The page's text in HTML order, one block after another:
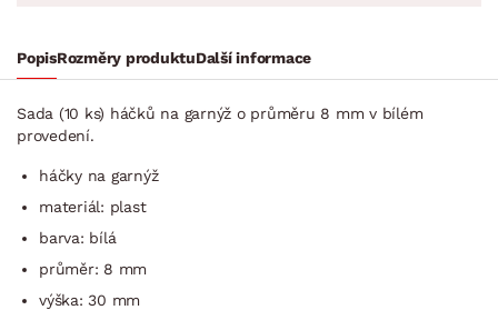
PopisRozměry produktuDalší informace
Sada (10 ks) háčků na garnýž o průměru 8 mm v bílém
provedení.
háčky na garnýž
materiál: plast
barva: bílá
průměr: 8 mm
výška: 30 mm